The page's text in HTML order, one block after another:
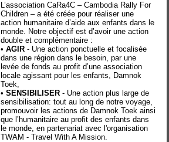
L’association CaRa4C – Cambodia Rally For
Children – a été créée pour réaliser une
action humanitaire d’aide aux enfants dans le
monde. Notre objectif est d’avoir une action
double et complémentaire :
•AGIR - Une action ponctuelle et focalisée
dans une région dans le besoin, par une
levée de fonds au profit d’une association
locale agissant pour les enfants, Damnok
Toek,
•SENSIBILISER - Une action plus large de
sensibilisation: tout au long de notre voyage,
promouvoir les actions de Damnok Toek ainsi
que l’humanitaire au profit des enfants dans
le monde, en partenariat avec l'organisation
TWAM - Travel With A Mission.